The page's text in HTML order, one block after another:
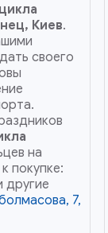
Киев.
своего
на
покупке:
другие
7,